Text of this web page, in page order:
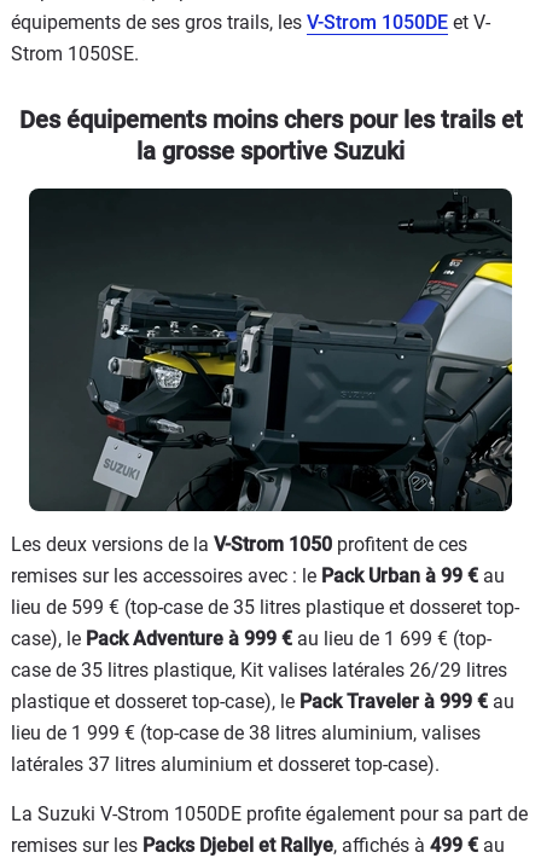
équipements de ses gros trails, les V-Strom 1050DE et V-
Strom 1050SE.
Des équipements moins chers pour les trails et
la grosse sportive Suzuki
Les deux versions de la V-Strom 1050 profitent de ces
remises sur les accessoires avec : le Pack Urban à 99 € au
lieu de 599 € (top-case de 35 litres plastique et dosseret top-
case), le Pack Adventure à 999 € au lieu de 1 699 € (top-
case de 35 litres plastique, Kit valises latérales 26/29 litres
plastique et dosseret top-case), le Pack Traveler à 999 € au
lieu de 1 999 € (top-case de 38 litres aluminium, valises
latérales 37 litres aluminium et dosseret top-case).
La Suzuki V-Strom 1050DE profite également pour sa part de
remises sur les Packs Djebel et Rallye, affichés à 499 € au